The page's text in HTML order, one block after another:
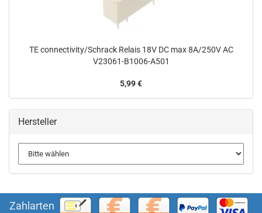
TE connectivity/Schrack Relais 18V DC max 8A/250V AC
V23061-B1006-A501
5,99 €
Hersteller
Zahlarten